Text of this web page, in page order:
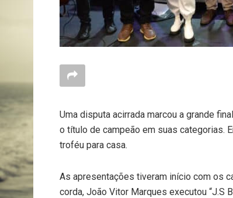
Uma disputa acirrada marcou a grande
o título de campeão em suas categorias.
troféu para casa.
As apresentações tiveram início com os
corda, João Vitor Marques executou “J.S